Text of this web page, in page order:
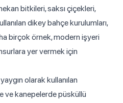
bitkileri, saksı çiçekleri,
dikey bahçe kurulumları,
birçok örnek, modern işyeri
yer vermek için
olarak kullanılan
ve kanepelerde püsküllü